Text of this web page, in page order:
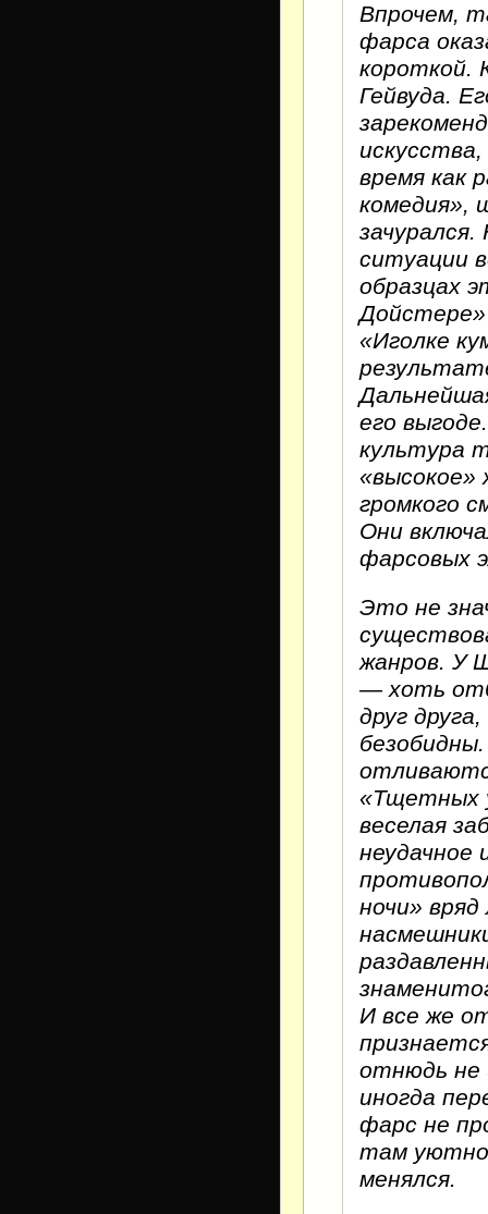
Впрочем,
фарса
короткой.
Гейвуда.
время как
комедия»,
ситуации
образцах
«Иголке
его
культура
«высокое»
громкого
Они
фарсовых
Это не
жанров. У
— хоть
друг
«Тщетных
веселая
неудачное
ночи»
И все же
отнюдь не
иногда
фарс не
там
менялся.